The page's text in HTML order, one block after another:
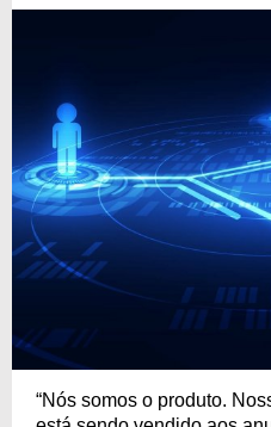
“Nós somos o produto.